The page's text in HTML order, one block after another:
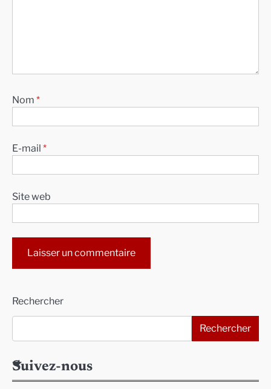
Nom *
E-mail *
Site web
Rechercher
Rechercher
Suivez-nous